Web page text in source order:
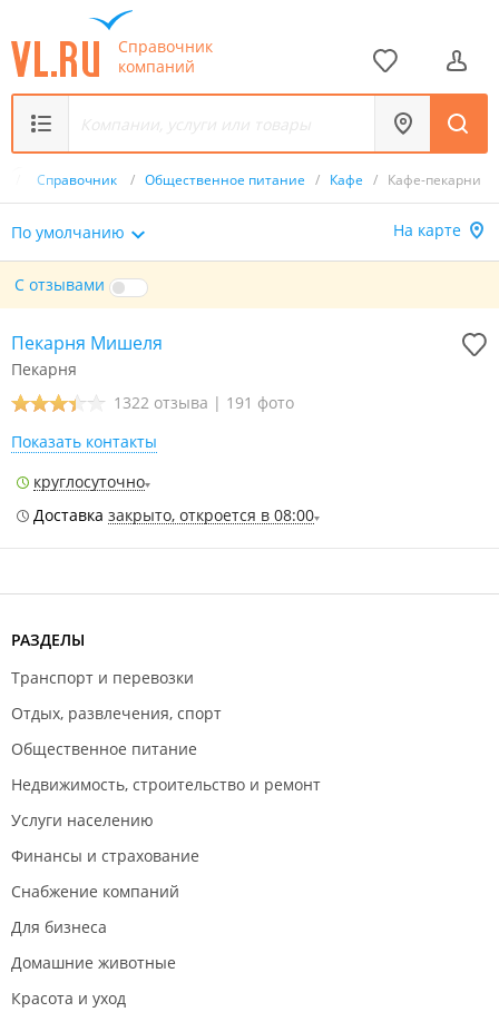
Справочник
компаний
Справочник / Общественное питание / Кафе / Кафе-пекарни
По умолчанию На карте
С отзывами
Пекарня Мишеля
Пекарня
1322 отзыва | 191 фото
Показать контакты
круглосуточно
Доставка закрыто, откроется в 08:00
РАЗДЕЛЫ
Транспорт и перевозки
Отдых, развлечения, спорт
Общественное питание
Недвижимость, строительство и ремонт
Услуги населению
Финансы и страхование
Снабжение компаний
Для бизнеса
Домашние животные
Красота и уход